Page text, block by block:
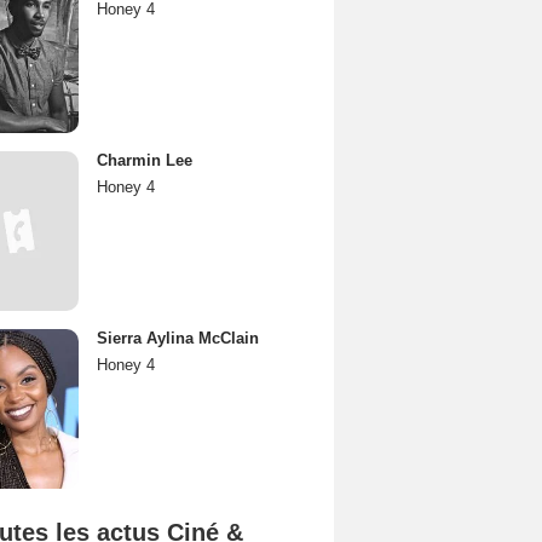
Honey 4
Charmin Lee
Honey 4
Sierra Aylina McClain
Honey 4
les actus Ciné &